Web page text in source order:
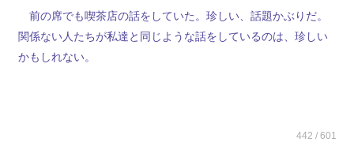
前の席でも喫茶店の話をしていた。珍しい、話題かぶりだ。
関係ない人たちが私達と同じような話をしているのは、珍しい
かもしれない。
442 / 601